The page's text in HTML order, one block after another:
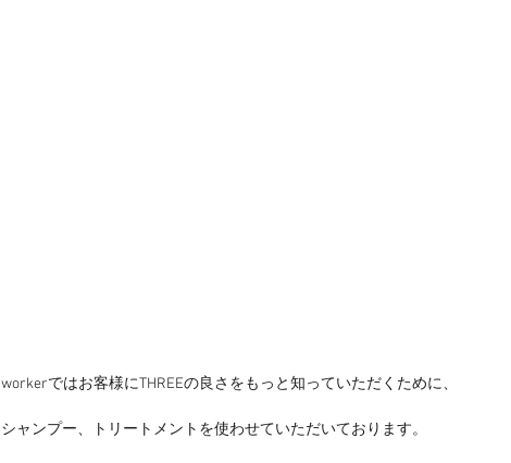
workerではお客様にTHREEの良さをもっと知っていただくために、
シャンプー、トリートメントを使わせていただいております。